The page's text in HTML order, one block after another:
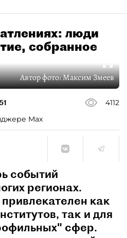
люди
собранное
Автор фото:Максим Змеев
4112
Max
событий
регионах.
как
так и для
сфер.